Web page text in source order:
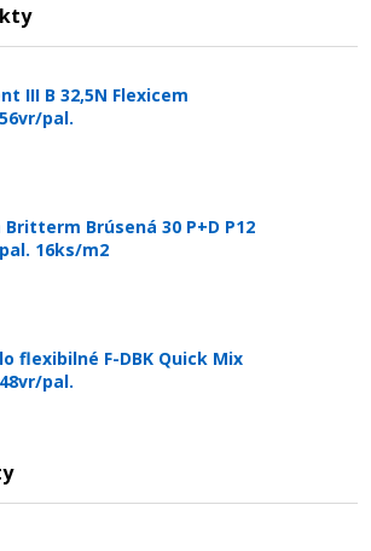
III B 32,5N Flexicem
pal.
Britterm Brúsená 30 P+D P12
16ks/m2
flexibilné F-DBK Quick Mix
pal.